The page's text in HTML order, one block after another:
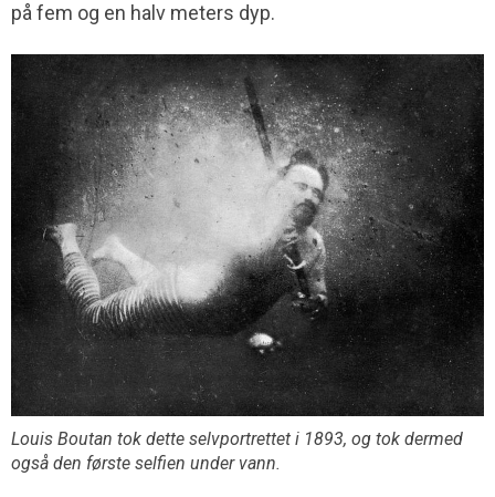
på fem og en halv meters dyp.
Louis Boutan tok dette selvportrettet i 1893, og tok dermed
også den første selfien under vann.